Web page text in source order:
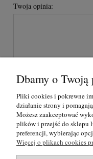
Twoja opinia:
Dbamy o Twoją
Pliki cookies i pokrewne
działanie strony i
Możesz zaakceptować
plików i przejść do sklepu
preferencji, wybierając
Więcej o plikach cookies